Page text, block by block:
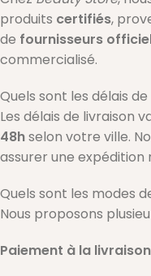
produits certifiés,
de fournisseurs
commercialisé.
Quels sont les délais
Les délais de livraison
48hselon votre ville.
assurer une
Quels sont les modes
Nous proposons
Paiement à la